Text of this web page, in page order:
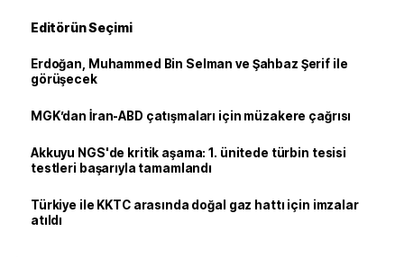
Editörün Seçimi
Erdoğan, Muhammed Bin Selman ve Şahbaz Şerif ile
görüşecek
MGK’dan İran-ABD çatışmaları için müzakere çağrısı
Akkuyu NGS'de kritik aşama: 1. ünitede türbin tesisi
testleri başarıyla tamamlandı
Türkiye ile KKTC arasında doğal gaz hattı için imzalar
atıldı